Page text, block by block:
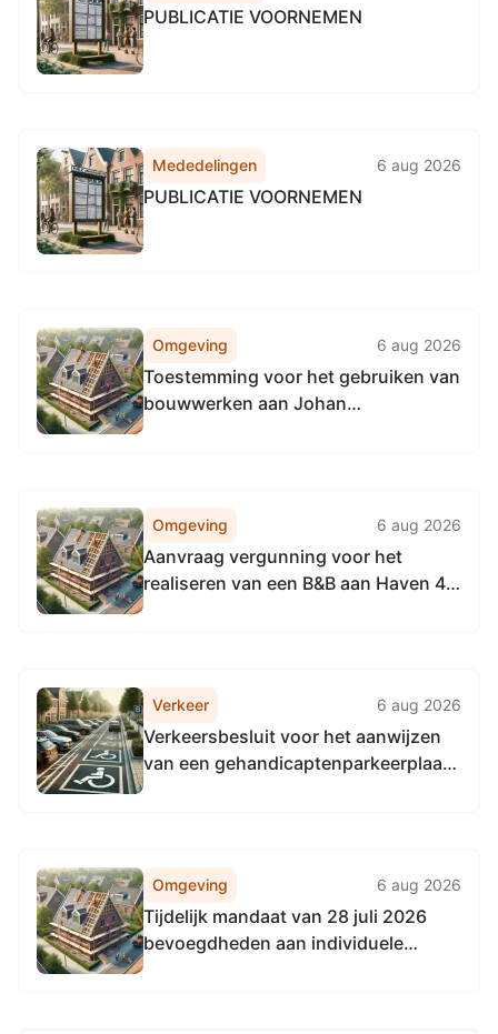
PUBLICATIE VOORNEMEN
Mededelingen 6 aug 2026
PUBLICATIE VOORNEMEN
Omgeving 6 aug 2026
Toestemming voor het gebruiken van
bouwwerken aan Johan
Omgeving 6 aug 2026
Aanvraag vergunning voor het
realiseren van een B&B aan Haven 43
Verkeer 6 aug 2026
Verkeersbesluit voor het aanwijzen
van een gehandicaptenparkeerplaats
Omgeving 6 aug 2026
Tijdelijk mandaat van 28 juli 2026
bevoegdheden aan individuele